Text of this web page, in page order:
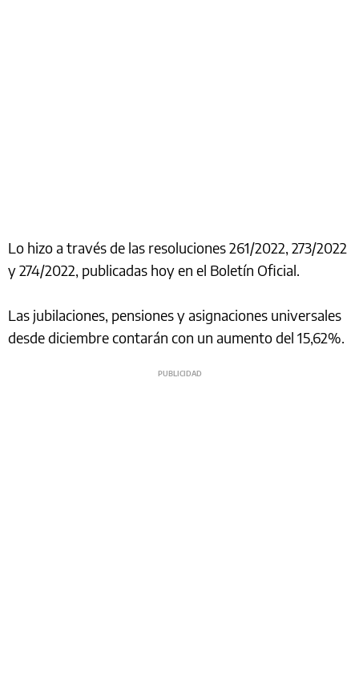
Lo hizo a través de las resoluciones 261/2022, 273/2022
y 274/2022, publicadas hoy en el Boletín Oficial.
Las jubilaciones, pensiones y asignaciones universales
desde diciembre contarán con un aumento del 15,62%.